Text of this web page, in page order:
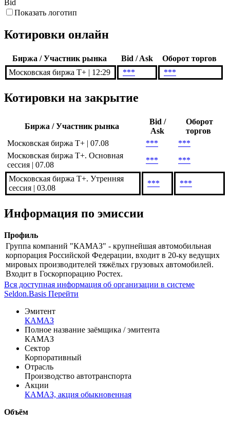
Bid
Показать логотип
Котировки онлайн
Биржа / Участник рынка Bid / Ask
Оборот торгов
Московская биржа Т+ | 12:29
*** ***
Котировки на закрытие
Биржа / Участник рынка
Bid /
Ask
Оборот
торгов
Московская биржа Т+ | 07.08
***
***
Московская биржа Т+. Основная
сессия | 07.08
*** ***
Московская биржа T+. Утренняя
сессия | 03.08
*** ***
Информация по эмиссии
Профиль
Группа компаний "КАМАЗ" - крупнейшая автомобильная
корпорация Российской Федерации, входит в 20-ку ведущих
мировых производителей тяжёлых грузовых автомобилей.
Входит в Госкорпорацию Ростех.
Вся доступная информация об организации в системе
Seldon.Basis Перейти
Эмитент
КАМАЗ
Полное название заёмщика / эмитента
КАМАЗ
Сектор
Корпоративный
Отрасль
Производство автотранспорта
Акции
КАМАЗ, акция обыкновенная
Объём